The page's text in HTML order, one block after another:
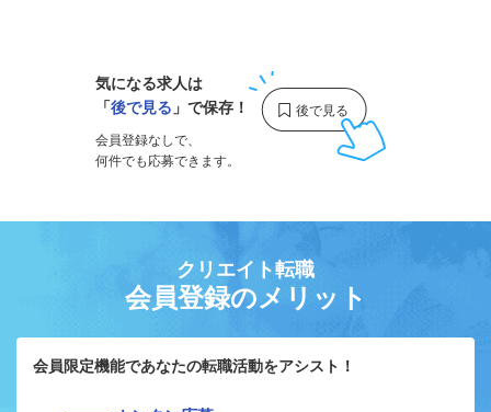
気になる求人は
「後で見る 」で保存！
会員登録なしで、
何件でも応募できます。
クリエイト転職
会員登録のメリット
会員限定機能であなたの転職活動をアシスト！